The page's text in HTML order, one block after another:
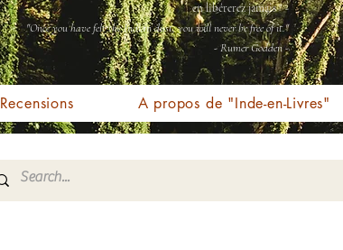
en libérerez jamais " -
"Once you have felt the Indian dust, you will never be free of it."
- Rumer Godden -
Recensions A propos de "Inde-en-Livres"